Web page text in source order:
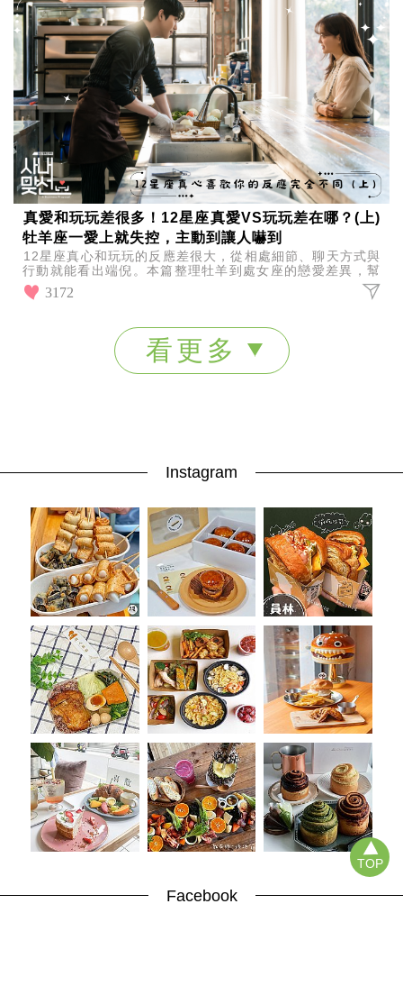
TOP
真愛和玩玩差很多！12星座真愛VS玩玩差在哪？(上)
牡羊座一愛上就失控，主動到讓人嚇到
12星座真心和玩玩的反應差很大，從相處細節、聊天方式與
行動就能看出端倪。本篇整理牡羊到處女座的戀愛差異，幫
你判斷對方是否真心。
3172
看更多
Instagram
Facebook